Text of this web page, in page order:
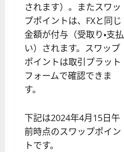
されます）。またスワッ
プポイントは、FXと同じ
金額が付与（受取り・支払
い）されます。スワップ
ポイントは取引プラット
フォームで確認できま
す。
下記は2024年4月15日午
前時点のスワップポイン
トです。